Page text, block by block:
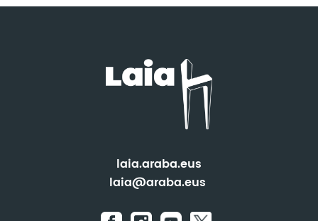
laia.araba.eus
laia@araba.eus